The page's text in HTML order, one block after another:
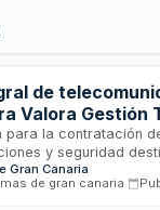
mediante
inicial de dos años y
la continuidad de
única
de
Valora Gestión
para la contratación
y seguridad
organismo con sede
comprende la
Gran Canaria
de gran canaria